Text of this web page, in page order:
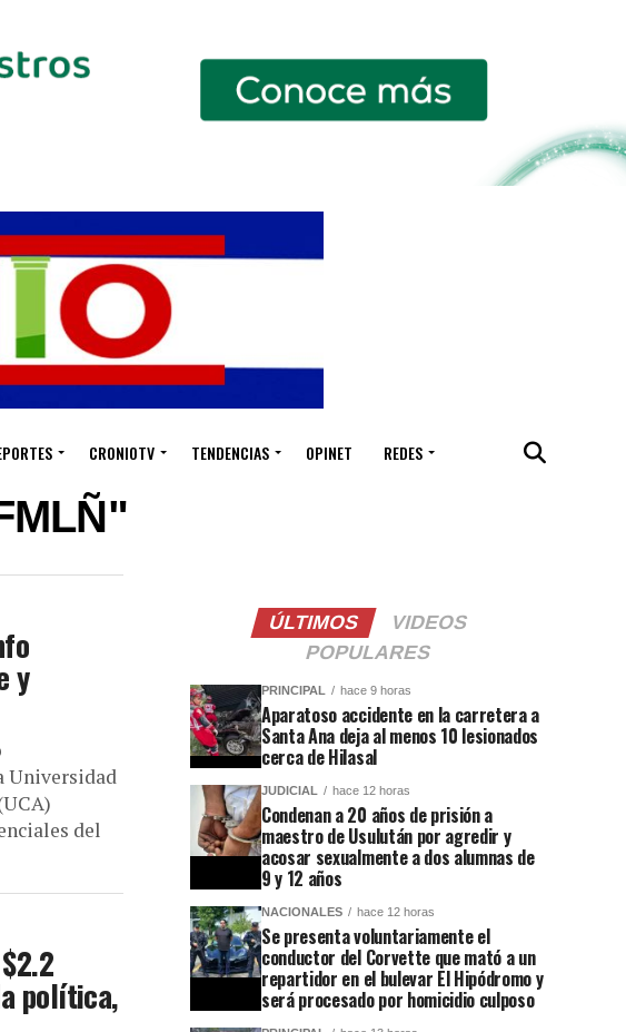
CRONIOTV TENDENCIAS OPINET REDES
y
Universidad
del
política,
ÚLTIMOS
VIDEOS
POPULARES
PRINCIPAL hace 9 horas
Aparatoso accidente en la carretera a
Santa Ana deja al menos 10 lesionados
cerca de Hilasal
JUDICIAL hace 12 horas
Condenan a 20 años de prisión a
maestro de Usulután por agredir y
acosar sexualmente a dos alumnas de
9 y 12 años
NACIONALES hace 12 horas
Se presenta voluntariamente el
conductor del Corvette que mató a un
repartidor en el bulevar El Hipódromo y
será procesado por homicidio culposo